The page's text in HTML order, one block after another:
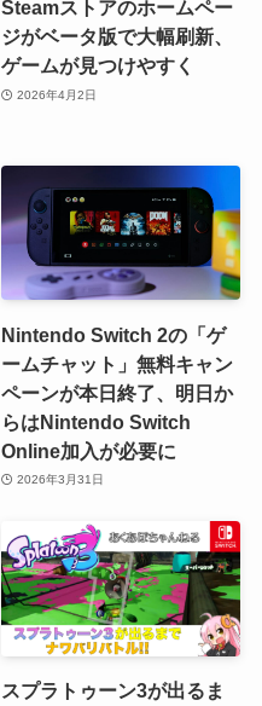
Steamストアのホームペー
ジがベータ版で大幅刷新、
ゲームが見つけやすく
2026年4月2日
Nintendo Switch 2の「ゲ
ームチャット」無料キャン
ペーンが本日終了、明日か
らはNintendo Switch
Online加入が必要に
2026年3月31日
スプラトゥーン3が出るま